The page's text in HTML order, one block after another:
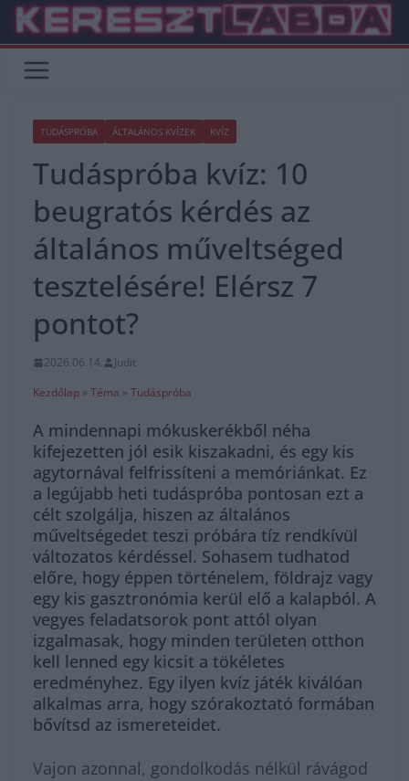
Skip
content
TUDÁSPRÓBA ÁLTALÁNOS KVÍZEK KVÍZ
Tudáspróba kvíz: 10
beugratós kérdés az
általános műveltséged
tesztelésére! Elérsz 7
pontot?
2026.06.14.
Judit
Kezdőlap » Téma » Tudáspróba
A mindennapi mókuskerékből néha
kifejezetten jól esik kiszakadni, és egy kis
agytornával felfrissíteni a memóriánkat. Ez
a legújabb heti tudáspróba pontosan ezt a
célt szolgálja, hiszen az általános
műveltségedet teszi próbára tíz rendkívül
változatos kérdéssel. Sohasem tudhatod
előre, hogy éppen történelem, földrajz vagy
egy kis gasztronómia kerül elő a kalapból. A
vegyes feladatsorok pont attól olyan
izgalmasak, hogy minden területen otthon
kell lenned egy kicsit a tökéletes
eredményhez. Egy ilyen kvíz játék kiválóan
alkalmas arra, hogy szórakoztató formában
bővítsd az ismereteidet.
Vajon azonnal, gondolkodás nélkül rávágod